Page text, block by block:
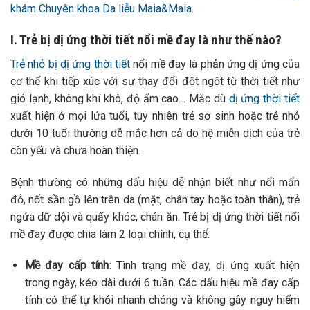
khám Chuyên khoa Da liễu Maia&Maia.
I. Trẻ bị dị ứng thời tiết nổi mề đay là như thế nào?
Trẻ nhỏ bị dị ứng thời tiết nổi mề đay là phản ứng dị ứng của
cơ thể khi tiếp xúc với sự thay đổi đột ngột từ thời tiết như
gió lạnh, không khí khô, độ ẩm cao… Mặc dù dị ứng thời tiết
xuất hiện ở mọi lứa tuổi, tuy nhiên trẻ sơ sinh hoặc trẻ nhỏ
dưới 10 tuổi thường dễ mắc hơn cả do hệ miễn dịch của trẻ
còn yếu và chưa hoàn thiện.
Bệnh thường có những dấu hiệu dễ nhận biết như nổi mẩn
đỏ, nốt sần gồ lên trên da (mặt, chân tay hoặc toàn thân), trẻ
ngứa dữ dội và quấy khóc, chán ăn. Trẻ bị dị ứng thời tiết nổi
mề đay được chia làm 2 loại chính, cụ thể:
Mề đay cấp tính: Tình trạng mề đay, dị ứng xuất hiện
trong ngày, kéo dài dưới 6 tuần. Các dấu hiệu mề đay cấp
tính có thể tự khỏi nhanh chóng và không gây nguy hiểm